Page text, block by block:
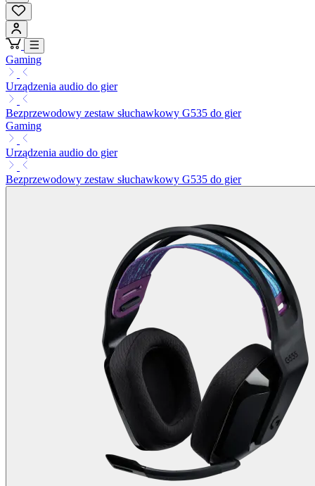
Gaming
Urządzenia audio do gier
Bezprzewodowy zestaw słuchawkowy G535 do gier
Gaming
Urządzenia audio do gier
Bezprzewodowy zestaw słuchawkowy G535 do gier